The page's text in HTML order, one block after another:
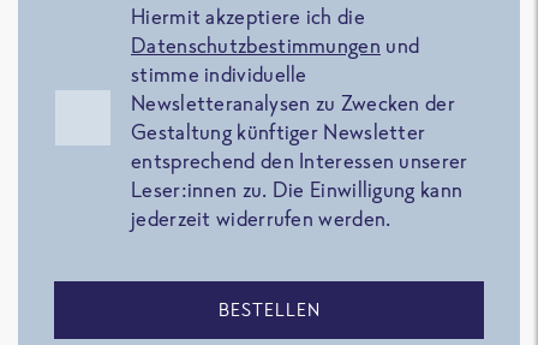
Hiermit akzeptiere ich die
Datenschutzbestimmungen und
stimme individuelle
Newsletteranalysen zu Zwecken der
Gestaltung künftiger Newsletter
entsprechend den Interessen unserer
Leser:innen zu. Die Einwilligung kann
jederzeit widerrufen werden.
BESTELLEN